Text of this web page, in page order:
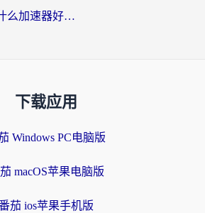
非洲玩装甲战争用什么加速器好？海外党亲测有效的国服游戏加速方案
下载应用
Windows PC电脑版
macOS苹果电脑版
茄 ios苹果手机版